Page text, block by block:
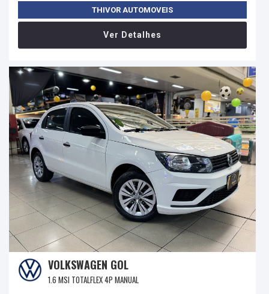
THIVOR AUTOMOVEIS
Ver Detalhes
VOLKSWAGEN GOL
1.6 MSI TOTALFLEX 4P MANUAL